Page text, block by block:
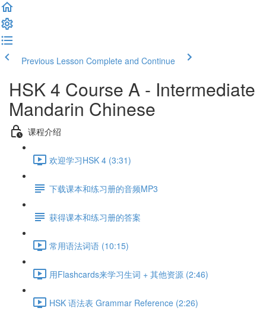
Previous Lesson Complete and Continue
HSK 4 Course A - Intermediate
Mandarin Chinese
课程介绍
欢迎学习HSK 4 (3:31)
下载课本和练习册的音频MP3
获得课本和练习册的答案
常用语法词语 (10:15)
用Flashcards来学习生词 + 其他资源 (2:46)
HSK 语法表 Grammar Reference (2:26)